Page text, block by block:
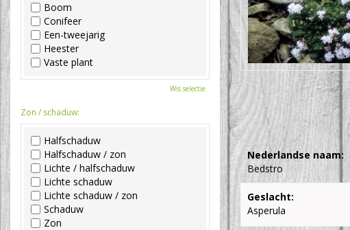
Nederlandse naam:
Bedstro
Geslacht:
Asperula
Boom
Conifeer
Een-tweejarig
Heester
Vaste plant
Wis selectie
Zon / schaduw:
Halfschaduw
Halfschaduw / zon
Lichte / halfschaduw
Lichte schaduw
Lichte schaduw / zon
Schaduw
Zon